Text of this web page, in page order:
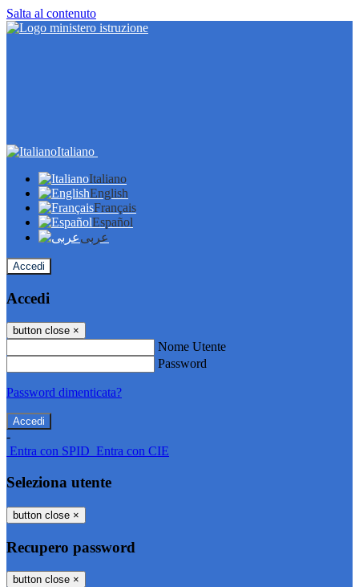
Salta al contenuto
Italiano
Italiano
English
Français
Español
عربى
Accedi
Accedi
button close ×
Nome Utente
Password
Password dimenticata?
-
Entra con SPID Entra con CIE
Seleziona utente
button close ×
Recupero password
button close ×